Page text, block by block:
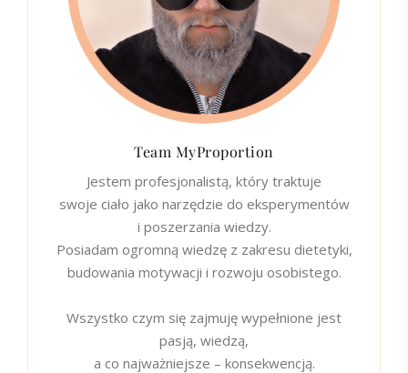
Team MyProportion
Jestem profesjonalistą, który traktuje
swoje ciało jako narzędzie do eksperymentów
i poszerzania wiedzy.
Posiadam ogromną wiedzę z zakresu dietetyki,
budowania motywacji i rozwoju osobistego.
Wszystko czym się zajmuję wypełnione jest
pasją, wiedzą,
a co najważniejsze – konsekwencją.